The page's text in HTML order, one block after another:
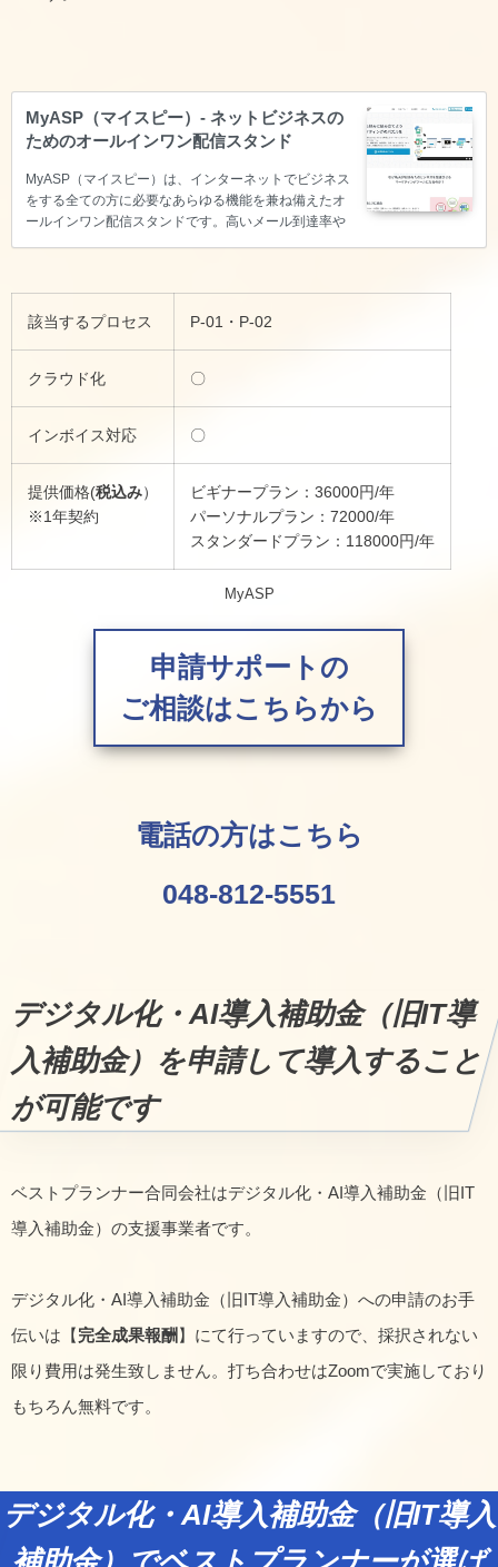
MyASP（マイスピー）- ネットビジネスの
ためのオールインワン配信スタンド
MyASP（マイスピー）は、インターネットでビジネス
をする全ての方に必要なあらゆる機能を兼ね備えたオ
ールインワン配信スタンドです。高いメール到達率や
該当するプロセス P-01・P-02
クラウド化 〇
インボイス対応 〇
提供価格(税込み）
※1年契約
ビギナープラン：36000円/年
パーソナルプラン：72000/年
スタンダードプラン：118000円/年
MyASP
申請サポートの
ご相談はこちらから
電話の方はこちら
048-812-5551
デジタル化・AI導入補助金（旧IT導
入補助金）を申請して導入すること
が可能です
ベストプランナー合同会社はデジタル化・AI導入補助金（旧IT
導入補助金）の支援事業者です。
デジタル化・AI導入補助金（旧IT導入補助金）への申請のお手
伝いは【完全成果報酬 】にて行っていますので、採択されない
限り費用は発生致しません。打ち合わせはZoomで実施しており
もちろん無料です。
デジタル化・AI導入補助金（旧IT導入